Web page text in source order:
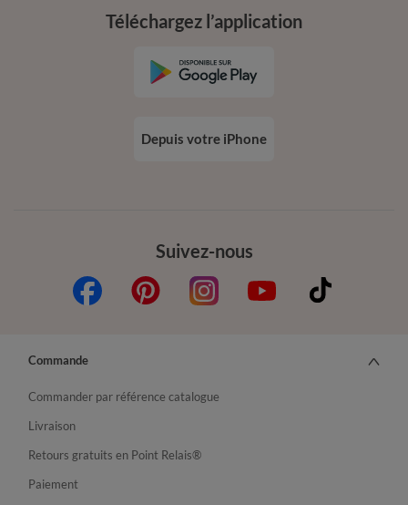
Suivez-nous
Téléchargez l’application
Depuis votre iPhone
Commande
Commander par référence catalogue
Livraison
Retours gratuits en Point Relais®
Paiement